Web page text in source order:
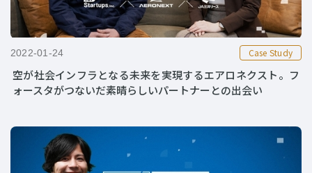
2022-01-24 Case Study
空が社会インフラとなる未来を実現するエアロネクスト。フ
ォースタがつないだ素晴らしいパートナーとの出会い